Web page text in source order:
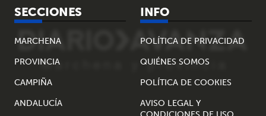
SECCIONES
MARCHENA
PROVINCIA
CAMPIÑA
ANDALUCÍA
INFO
POLÍTICA DE PRIVACIDAD
QUIÉNES SOMOS
POLÍTICA DE COOKIES
AVISO LEGAL Y